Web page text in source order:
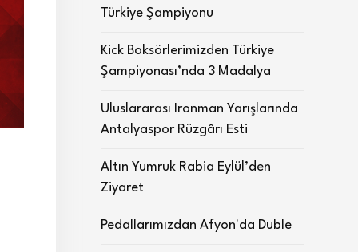
Türkiye Şampiyonu
Kick Boksörlerimizden Türkiye
Şampiyonası’nda 3 Madalya
Uluslararası Ironman Yarışlarında
Antalyaspor Rüzgârı Esti
Altın Yumruk Rabia Eylül’den
Ziyaret
Pedallarımızdan Afyon'da Duble